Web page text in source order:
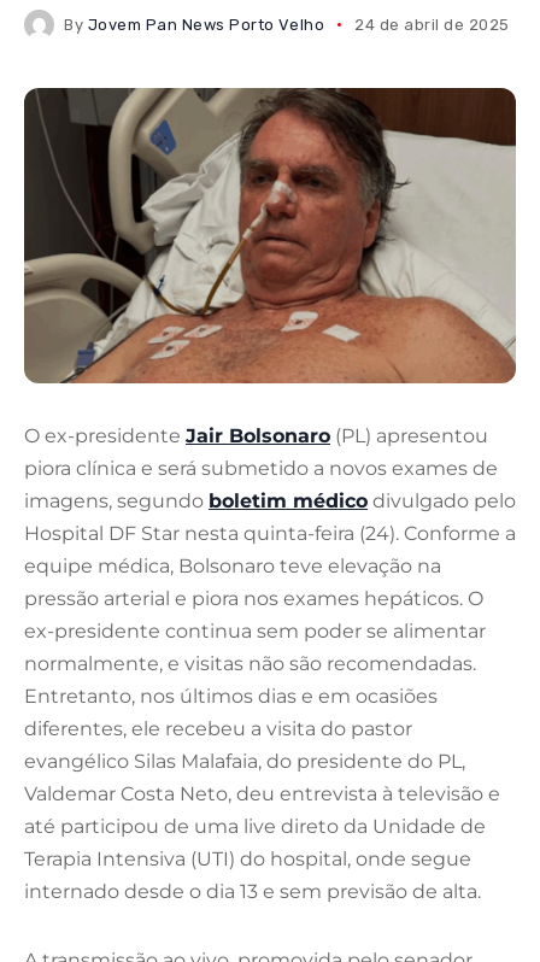
By Jovem Pan News Porto Velho 24 de abril de 2025
O ex-presidente Jair Bolsonaro (PL) apresentou
piora clínica e será submetido a novos exames de
imagens, segundo boletim médico divulgado pelo
Hospital DF Star nesta quinta-feira (24). Conforme a
equipe médica, Bolsonaro teve elevação na
pressão arterial e piora nos exames hepáticos. O
ex-presidente continua sem poder se alimentar
normalmente, e visitas não são recomendadas.
Entretanto, nos últimos dias e em ocasiões
diferentes, ele recebeu a visita do pastor
evangélico Silas Malafaia, do presidente do PL,
Valdemar Costa Neto, deu entrevista à televisão e
até participou de uma live direto da Unidade de
Terapia Intensiva (UTI) do hospital, onde segue
internado desde o dia 13 e sem previsão de alta.